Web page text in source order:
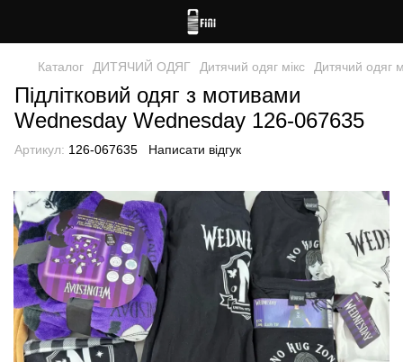
Каталог ДИТЯЧИЙ ОДЯГ Дитячий одяг мікс Дитячий одяг
Підлітковий одяг з мотивами
Wednesday Wednesday 126-067635
Артикул: 126-067635 Написати відгук